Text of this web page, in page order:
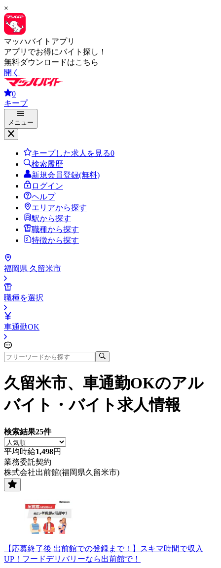
×
マッハバイトアプリ
アプリでお得にバイト探し！
無料ダウンロードはこちら
開く
0
キープ
メニュー
キープした求人を見る0
検索履歴
新規会員登録(無料)
ログイン
ヘルプ
エリアから探す
駅から探す
職種から探す
特徴から探す
福岡県 久留米市
職種を選択
車通勤OK
久留米市、車通勤OKのアル
バイト・バイト求人情報
検索結果25件
平均時給1,498円
業務委託契約
株式会社出前館(福岡県久留米市)
【応募終了後 出前館での登録まで！】スキマ時間で収入
UP！フードデリバリーなら出前館で！